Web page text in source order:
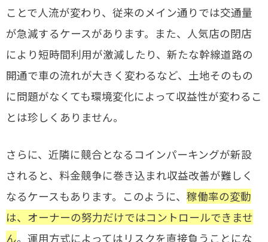
ことで人流が変わり、従来のメイン通りでは交通量
が急減するケースがあります。また、人気店の閉店
により短時間利用が激減したり、新たな幹線道路の
開通で車の流れが大きく変わるなど、土地そのもの
に問題がなくても環境変化によって収益性が変わるこ
とは珍しくありません。
さらに、近隣に競合となるコインパーキングが新設
されると、料金競争に巻き込まれ収益改善が難しく
なるケースもあります。このように、 稼働率の変動
は、オーナーの努力だけではコントロールできませ
ん。運用方式によってはリスクを直接負うことにな